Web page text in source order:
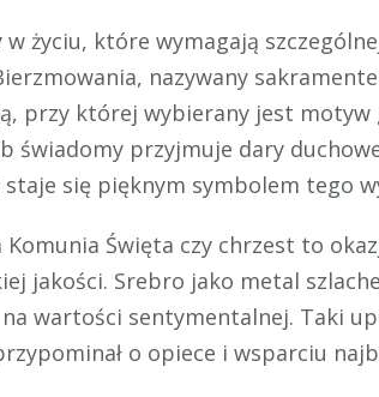
życiu, które wymagają
nazywany
przy której wybierany jest motyw
świadomy przyjmuje dary
się pięknym symbolem tego
Komunia Święta czy chrzest to
jakości. Srebro jako metal
na wartości sentymentalnej. Taki
o opiece i wsparciu